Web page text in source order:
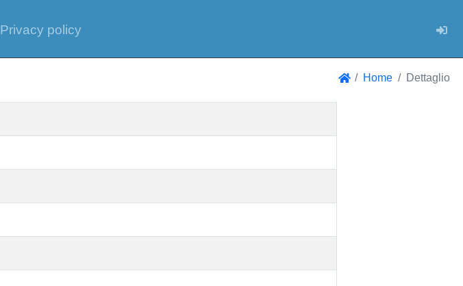
Privacy policy
Home Dettaglio